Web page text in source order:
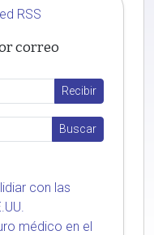
RSS
correo
con las
médico en el